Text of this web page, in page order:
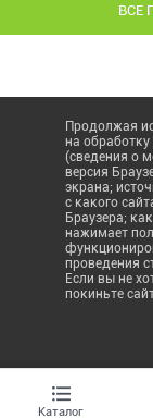
ВСЕ
Продолжая
на
(сведения о
версия
экрана;
с какого
Браузера;
нажимает
проведения
Если вы не
покиньте
Каталог